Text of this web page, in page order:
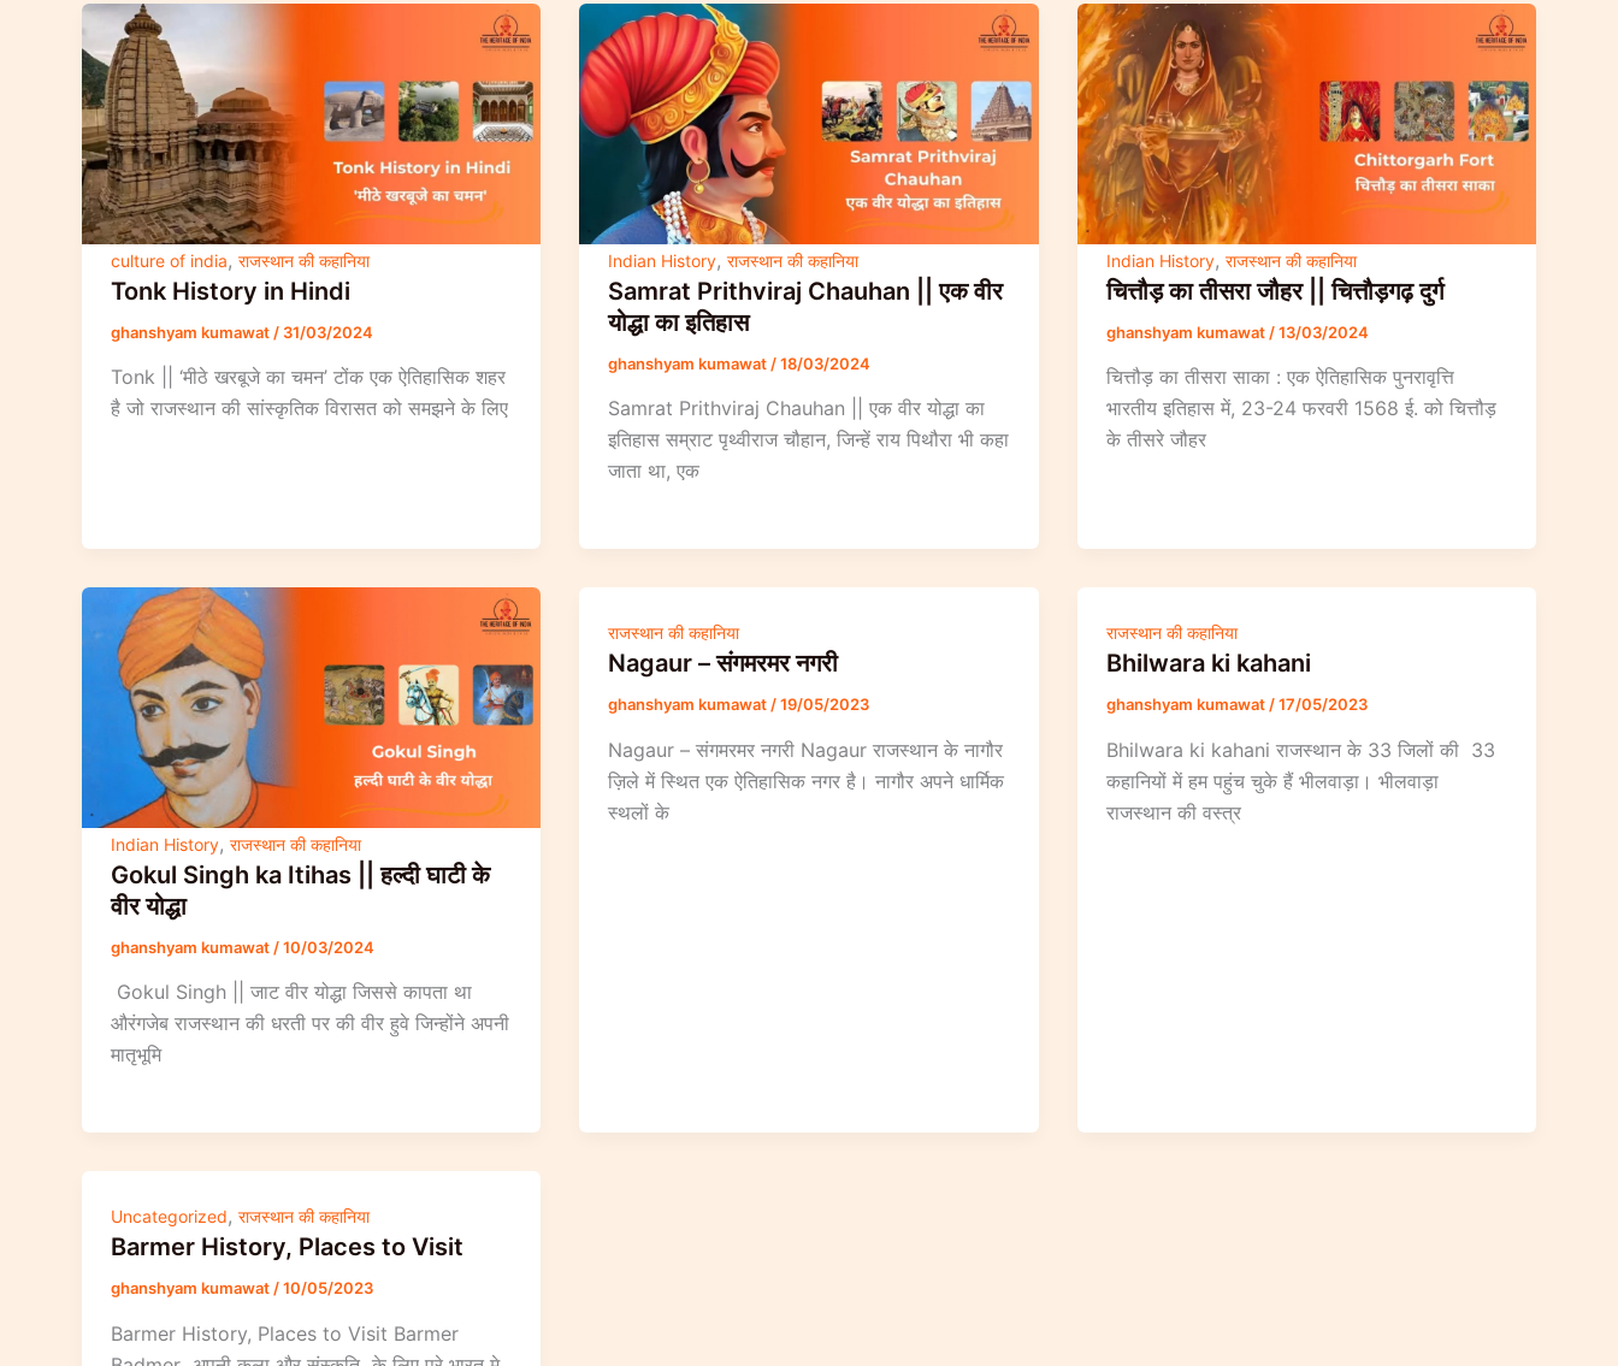
culture of india, राजस्थान की कहानिया
Tonk History in Hindi
ghanshyam kumawat / 31/03/2024
Tonk || ‘मीठे खरबूजे का चमन’ टोंक एक ऐतिहासिक शहर
है जो राजस्थान की सांस्कृतिक विरासत को समझने के लिए
Indian History,राजस्थान की कहानिया
Samrat Prithviraj Chauhan || एक वीर
योद्धा का इतिहास
ghanshyam kumawat /18/03/2024
Samrat Prithviraj Chauhan || एक वीर योद्धा का
इतिहास सम्राट पृथ्वीराज चौहान, जिन्हें राय पिथौरा भी कहा
जाता था, एक
Indian History, राजस्थान की कहानिया
चित्तौड़ का तीसरा जौहर || चित्तौड़गढ़ दुर्ग
ghanshyam kumawat /13/03/2024
चित्तौड़ का तीसरा साका : एक ऐतिहासिक पुनरावृत्ति
भारतीय इतिहास में, 23-24 फरवरी 1568 ई. को चित्तौड़
के तीसरे जौहर
Indian History, राजस्थान की कहानिया
Gokul Singh ka Itihas || हल्दी घाटी के
वीर योद्धा
ghanshyam kumawat /10/03/2024
Gokul Singh || जाट वीर योद्धा जिससे कापता था
औरंगजेब राजस्थान की धरती पर की वीर हुवे जिन्होंने अपनी
मातृभूमि
राजस्थान की कहानिया
Nagaur – संगमरमर नगरी
ghanshyam kumawat/19/05/2023
Nagaur – संगमरमर नगरी Nagaur राजस्थान के नागौर
ज़िले में स्थित एक ऐतिहासिक नगर है। नागौर अपने धार्मिक
स्थलों के
राजस्थान की कहानिया
Bhilwara ki kahani
ghanshyam kumawat/17/05/2023
Bhilwara ki kahani राजस्थान के 33 जिलों की 33
कहानियों में हम पहुंच चुके हैं भीलवाड़ा। भीलवाड़ा
राजस्थान की वस्त्र
Uncategorized, राजस्थान की कहानिया
Barmer History, Places to Visit
ghanshyam kumawat/10/05/2023
Barmer History, Places to Visit Barmer